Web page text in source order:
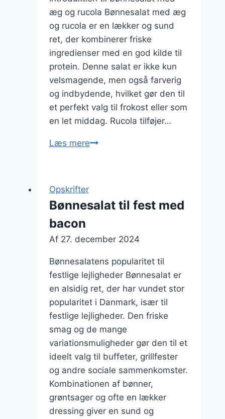
æg og rucola Bønnesalat med æg
og rucola er en lækker og sund
ret, der kombinerer friske
ingredienser med en god kilde til
protein. Denne salat er ikke kun
velsmagende, men også farverig
og indbydende, hvilket gør den til
et perfekt valg til frokost eller som
en let middag. Rucola tilføjer…
Læs mereBønnesalat
Opskrifter
Bønnesalat til fest med
bacon
Af 27. december 2024
Bønnesalatens popularitet til
festlige lejligheder Bønnesalat er
en alsidig ret, der har vundet stor
popularitet i Danmark, især til
festlige lejligheder. Den friske
smag og de mange
variationsmuligheder gør den til et
ideelt valg til buffeter, grillfester
og andre sociale sammenkomster.
Kombinationen af bønner,
grøntsager og ofte en lækker
dressing giver en sund og